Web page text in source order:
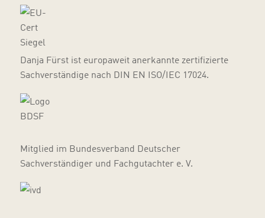
Danja Fürst ist europaweit anerkannte zertifizierte
Sachverständige nach DIN EN ISO/IEC 17024.
Mitglied im Bundesverband Deutscher
Sachverständiger und Fachgutachter e. V.